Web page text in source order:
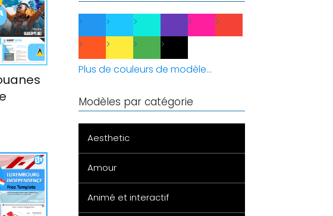
Plus de couleurs de modèle...
Modèles par catégorie
Aesthetic
Amour
Animé et interactif